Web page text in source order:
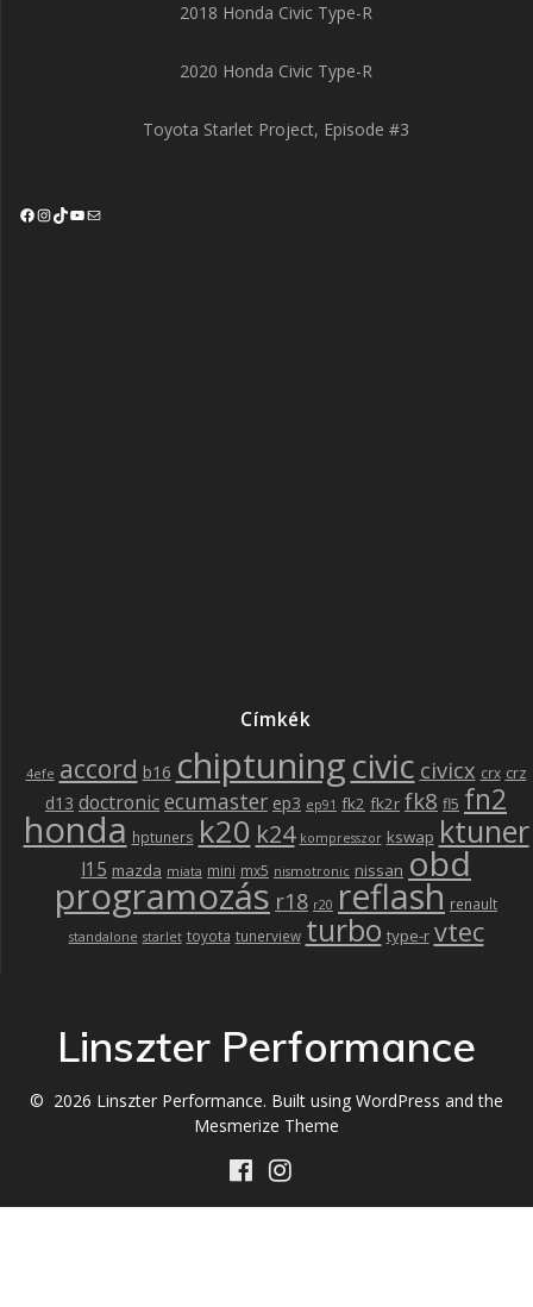
2018 Honda Civic Type-R
2020 Honda Civic Type-R
Toyota Starlet Project, Episode #3
Facebook
Instagram
TikTok
YouTube
Mail
Címkék
4efe accord b16 chiptuningcivic civicx crx crz
d13 doctronicecumaster ep3 ep91 fk2 fk2r fk8 fl5 fn2
honda hptuners k20 k24 kompresszor kswap ktuner
l15 mazda miata mini mx5 nismotronic nissan obd
programozás r18 r20 reflash renault
standalone starlet toyota tunerview turbo type-r vtec
Linszter Performance
© 2026 Linszter Performance. Built using WordPress and the
Mesmerize Theme